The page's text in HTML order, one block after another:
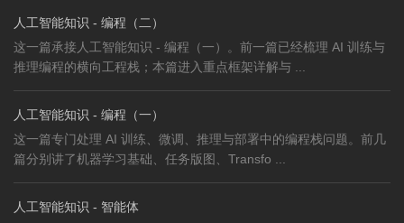
人工智能知识 - 编程（二）
这一篇承接人工智能知识 - 编程（一）。前一篇已经梳理 AI 训练与
推理编程的横向工程栈；本篇进入重点框架详解与 ...
人工智能知识 - 编程（一）
这一篇专门处理 AI 训练、微调、推理与部署中的编程栈问题。前几
篇分别讲了机器学习基础、任务版图、Transfo ...
人工智能知识 - 智能体